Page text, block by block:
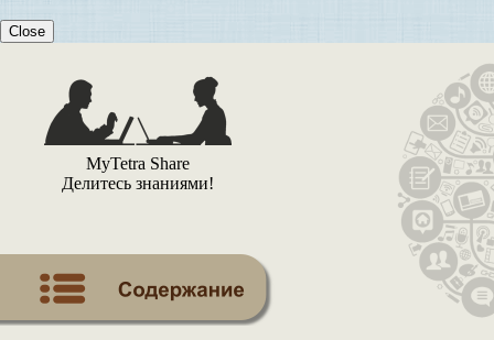
Close
MyTetra Share
Делитесь знаниями!